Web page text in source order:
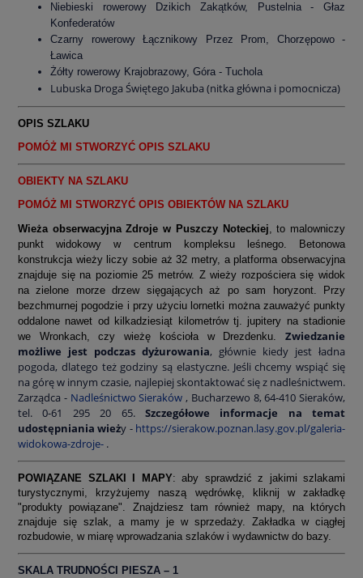
Niebieski rowerowy Dzikich Zakątków, Pustelnia - Głaz
Konfederatów
Czarny rowerowy Łącznikowy Przez Prom, Chorzępowo -
Ławica
Żółty rowerowy Krajobrazowy, Góra - Tuchola
Lubuska Droga Świętego Jakuba (nitka główna i pomocnicza)
OPIS SZLAKU
POMÓŻ MI STWORZYĆ OPIS SZLAKU
OBIEKTY NA SZLAKU
POMÓŻ MI STWORZYĆ OPIS OBIEKTÓW NA SZLAKU
Wieża obserwacyjna Zdroje w Puszczy Noteckiej, to malowniczy
punkt widokowy w centrum kompleksu leśnego. Betonowa
konstrukcja wieży liczy sobie aż 32 metry, a platforma obserwacyjna
znajduje się na poziomie 25 metrów. Z wieży rozpościera się widok
na zielone morze drzew sięgających aż po sam horyzont. Przy
bezchmurnej pogodzie i przy użyciu lornetki można zauważyć punkty
oddalone nawet od kilkadziesiąt kilometrów tj. jupitery na stadionie
we Wronkach, czy wieżę kościoła w Drezdenku. Zwiedzanie
możliwe jest podczas dyżurowania, głównie kiedy jest ładna
pogoda, dlatego też godziny są elastyczne. Jeśli chcemy wspiąć się
na górę w innym czasie, najlepiej skontaktować się z nadleśnictwem.
Zarządca - Nadleśnictwo Sieraków , Bucharzewo 8, 64-410 Sieraków,
tel. 0-61 295 20 65. Szczegółowe informacje na temat
udostępniania wieży - https://sierakow.poznan.lasy.gov.pl/galeria-
widokowa-zdroje- .
POWIĄZANE SZLAKI I MAPY: aby sprawdzić z jakimi szlakami
turystycznymi, krzyżujemy naszą wędrówkę, kliknij w zakładkę
"produkty powiązane". Znajdziesz tam również mapy, na których
znajduje się szlak, a mamy je w sprzedaży. Zakładka w ciągłej
rozbudowie, w miarę wprowadzania szlaków i wydawnictw do bazy.
SKALA TRUDNOŚCI PIESZA – 1